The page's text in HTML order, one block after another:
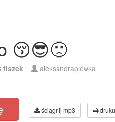
😚😎🙁
fiszek aleksandraplewka
ściągnij mp3